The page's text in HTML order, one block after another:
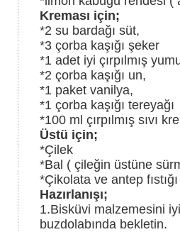
Kreması için;
*2 su bardağı süt,
*3 çorba kaşığı şeker
*1 adet iyi çırpılmış
*2 çorba kaşığı un,
*1 paket vanilya,
*1 çorba kaşığı tereyağı
*100 ml çırpılmış sıvı
Üstü için;
*Çilek
*Bal ( çileğin üstüne
*Çikolata ve antep
Hazırlanışı;
1.Bisküvi malzemesini
buzdolabında bekletin.